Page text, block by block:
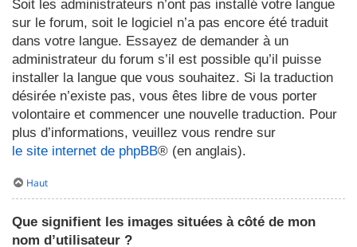
Soit les administrateurs n’ont pas installé votre langue
sur le forum, soit le logiciel n’a pas encore été traduit
dans votre langue. Essayez de demander à un
administrateur du forum s’il est possible qu’il puisse
installer la langue que vous souhaitez. Si la traduction
désirée n’existe pas, vous êtes libre de vous porter
volontaire et commencer une nouvelle traduction. Pour
plus d’informations, veuillez vous rendre sur
le site internet de phpBB® (en anglais).
Haut
Que signifient les images situées à côté de mon
nom d’utilisateur ?